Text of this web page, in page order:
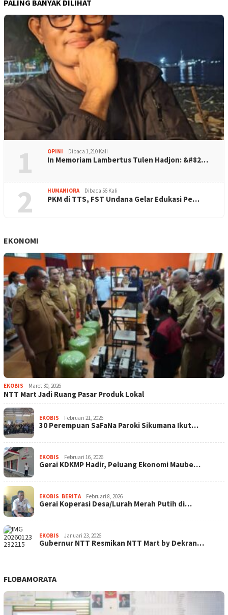
PALING BANYAK DILIHAT
1 OPINI Dibaca 1,210 Kali
In Memoriam Lambertus Tulen Hadjon: &#82…
2 HUMANIORA Dibaca 56 Kali
PKM di TTS, FST Undana Gelar Edukasi Pe…
EKONOMI
EKOBIS Maret 30, 2026
NTT Mart Jadi Ruang Pasar Produk Lokal
EKOBIS Februari 21, 2026
30 Perempuan SaFaNa Paroki Sikumana Ikut…
EKOBIS Februari 16, 2026
Gerai KDKMP Hadir, Peluang Ekonomi Maube…
EKOBIS BERITA Februari 8, 2026
Gerai Koperasi Desa/Lurah Merah Putih di…
EKOBIS Januari 23, 2026
Gubernur NTT Resmikan NTT Mart by Dekran…
FLOBAMORATA